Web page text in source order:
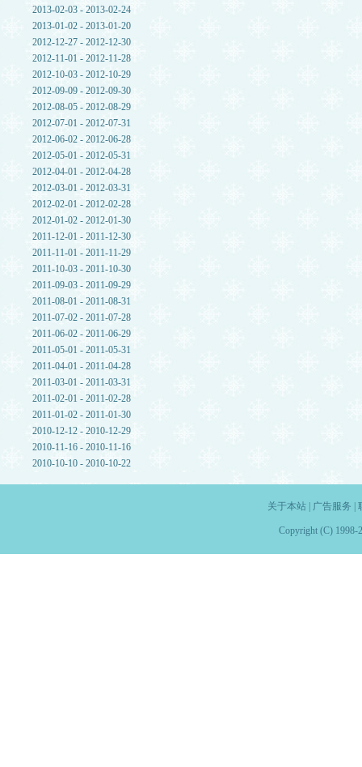
2013-02-03 - 2013-02-24
2013-01-02 - 2013-01-20
2012-12-27 - 2012-12-30
2012-11-01 - 2012-11-28
2012-10-03 - 2012-10-29
2012-09-09 - 2012-09-30
2012-08-05 - 2012-08-29
2012-07-01 - 2012-07-31
2012-06-02 - 2012-06-28
2012-05-01 - 2012-05-31
2012-04-01 - 2012-04-28
2012-03-01 - 2012-03-31
2012-02-01 - 2012-02-28
2012-01-02 - 2012-01-30
2011-12-01 - 2011-12-30
2011-11-01 - 2011-11-29
2011-10-03 - 2011-10-30
2011-09-03 - 2011-09-29
2011-08-01 - 2011-08-31
2011-07-02 - 2011-07-28
2011-06-02 - 2011-06-29
2011-05-01 - 2011-05-31
2011-04-01 - 2011-04-28
2011-03-01 - 2011-03-31
2011-02-01 - 2011-02-28
2011-01-02 - 2011-01-30
2010-12-12 - 2010-12-29
2010-11-16 - 2010-11-16
2010-10-10 - 2010-10-22
关于本站| 广告服务
Copyright (C) 1998-